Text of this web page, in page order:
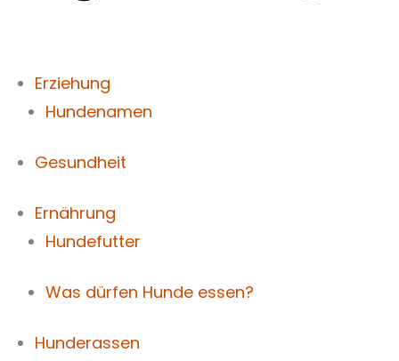
Erziehung
Hundenamen
Gesundheit
Ernährung
Hundefutter
Was dürfen Hunde essen?
Hunderassen